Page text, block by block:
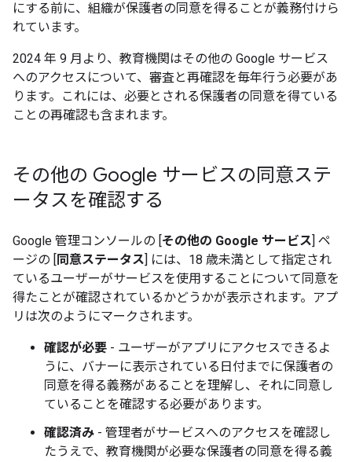
にする前に、組織が保護者の同意を得ることが義務付けら
れています。
2024 年 9 月より、教育機関はその他の Google サービス
へのアクセスについて、審査と再確認を毎年行う必要があ
ります。これには、必要とされる保護者の同意を得ている
ことの再確認も含まれます。
その他の Google サービスの同意ステ
ータスを確認する
Google 管理コンソールの [その他の Google サービス] ペ
ージの [同意ステータス] には、18 歳未満として指定され
ているユーザーがサービスを使用することについて同意を
得たことが確認されているかどうかが表示されます。アプ
リは次のようにマークされます。
確認が必要 - ユーザーがアプリにアクセスできるよ
うに、バナーに表示されている日付までに保護者の
同意を得る義務があることを理解し、それに同意し
ていることを確認する必要があります。
確認済み - 管理者がサービスへのアクセスを確認し
たうえで、教育機関が必要な保護者の同意を得る義